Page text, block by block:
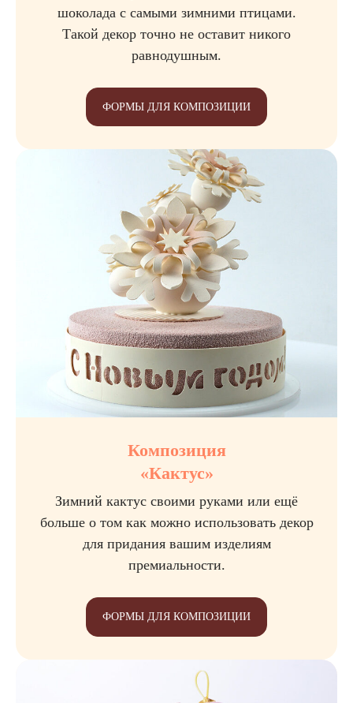
шоколада с самыми зимними птицами.
Такой декор точно не оставит никого
равнодушным.
ФОРМЫ ДЛЯ КОМПОЗИЦИИ
Композиция
«Кактус»
Зимний кактус своими руками или ещё
больше о том как можно использовать декор
для придания вашим изделиям
премиальности.
ФОРМЫ ДЛЯ КОМПОЗИЦИИ